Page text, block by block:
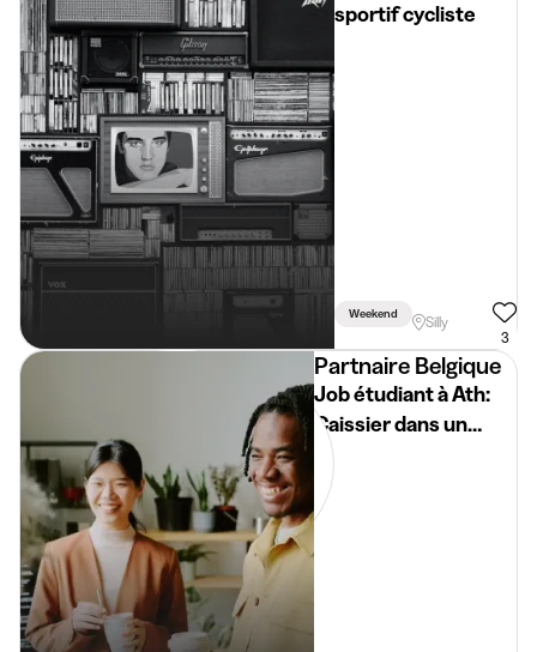
sportif cycliste
Weekend
Silly
3
Partnaire Belgique
Job étudiant à Ath:
Caissier dans un
supermarché